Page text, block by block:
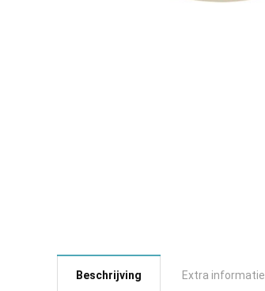
Beschrijving Extra informatie